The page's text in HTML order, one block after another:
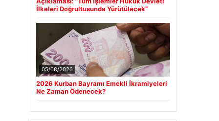
İlkeleri Doğrultusunda Yürütülecek”
05/08/2026
2026 Kurban Bayramı Emekli İkramiyeleri
Ne Zaman Ödenecek?